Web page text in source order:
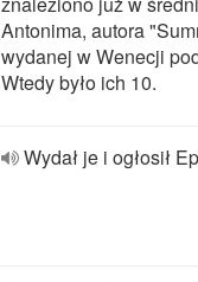
Antonima, autora
wydanej w Wenecji
Wtedy było ich 10.
Wydał je i ogłosił